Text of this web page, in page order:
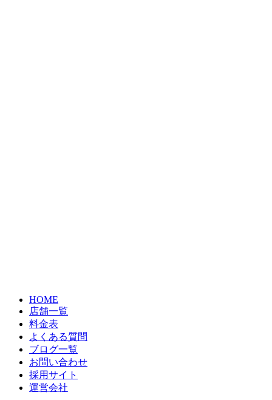
HOME
店舗一覧
料金表
よくある質問
ブログ一覧
お問い合わせ
採用サイト
運営会社